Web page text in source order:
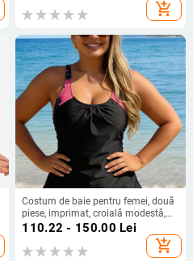
add_shopping_cart
Costum de baie pentru femei, două
piese, imprimat, croială modestă,
control abdomen, uscare rapidă,
110.22 - 150.00 Lei
add_shopping_cart